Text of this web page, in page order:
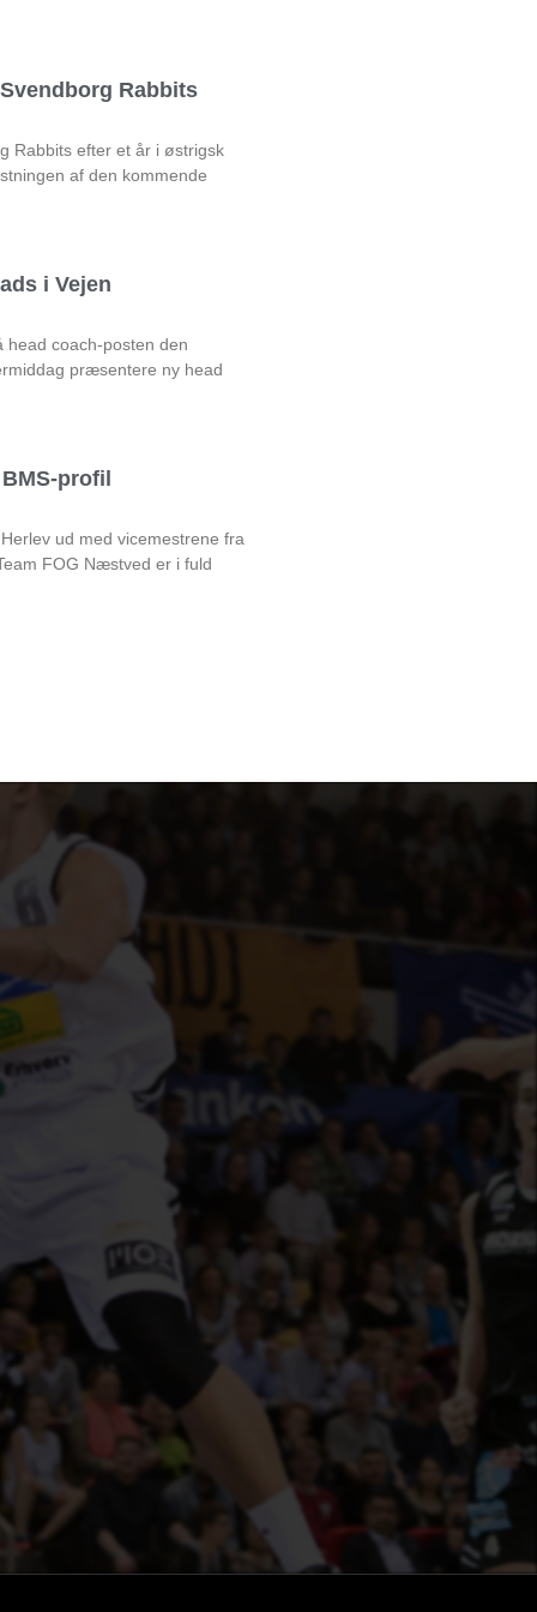
Rabbits
Rabbits efter et år i østrigsk
af den kommende
i Vejen
head coach-posten den
præsentere ny head
profil
ud med vicemestrene fra
FOG Næstved er i fuld